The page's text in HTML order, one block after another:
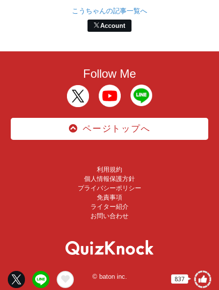
837
こうちゃんの記事一覧へ
Account
Follow Me
ページトップへ
利用規約
個人情報保護方針
プライバシーポリシー
免責事項
ライター紹介
お問い合わせ
© baton inc.